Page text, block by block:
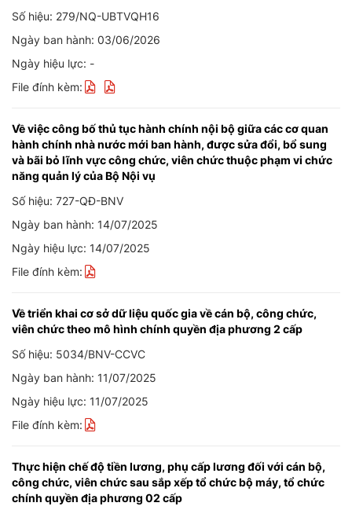
Số hiệu: 279/NQ-UBTVQH16
Ngày ban hành: 03/06/2026
Ngày hiệu lực: -
File đính kèm:
Về việc công bố thủ tục hành chính nội bộ giữa các cơ quan
hành chính nhà nước mới ban hành, được sửa đổi, bổ sung
và bãi bỏ lĩnh vực công chức, viên chức thuộc phạm vi chức
năng quản lý của Bộ Nội vụ
Số hiệu: 727-QĐ-BNV
Ngày ban hành: 14/07/2025
Ngày hiệu lực: 14/07/2025
File đính kèm:
Về triển khai cơ sở dữ liệu quốc gia về cán bộ, công chức,
viên chức theo mô hình chính quyền địa phương 2 cấp
Số hiệu: 5034/BNV-CCVC
Ngày ban hành: 11/07/2025
Ngày hiệu lực: 11/07/2025
File đính kèm:
Thực hiện chế độ tiền lương, phụ cấp lương đối với cán bộ,
công chức, viên chức sau sắp xếp tổ chức bộ máy, tổ chức
chính quyền địa phương 02 cấp